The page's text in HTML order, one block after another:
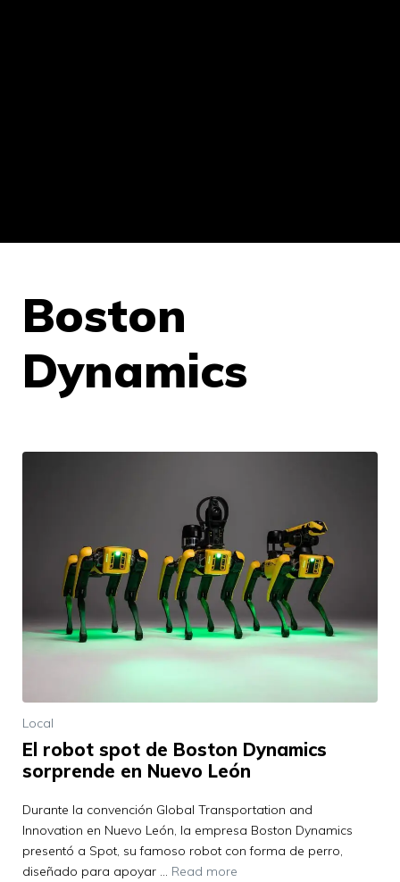
Boston
Dynamics
Local
El robot spot de Boston Dynamics
sorprende en Nuevo León
Durante la convención Global Transportation and
Innovation en Nuevo León, la empresa Boston Dynamics
presentó a Spot, su famoso robot con forma de perro,
diseñado para apoyar … Read more